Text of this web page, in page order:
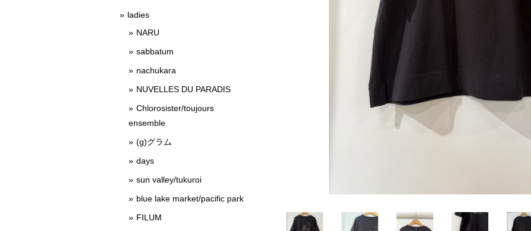
ladies
NARU
sabbatum
nachukara
NUVELLES DU PARADIS
Chlorosister/toujours
ensemble
(g)グラム
days
sun valley/tukuroi
blue lake market/pacific park
FILUM